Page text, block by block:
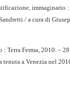
immaginario :
/ a cura di
Terra Ferma, 2010. –
a Venezia nel